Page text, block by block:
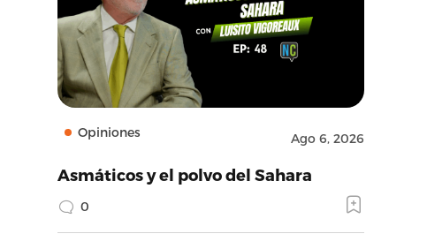
Opiniones Ago 6, 2026
Asmáticos y el polvo del Sahara
0